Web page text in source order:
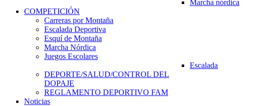
Marcha nórdica
COMPETICIÓN
Carreras por Montaña
Escalada Deportiva
Esquí de Montaña
Marcha Nórdica
Juegos Escolares
Escalada
DEPORTE/SALUD/CONTROL DEL
DOPAJE
REGLAMENTO DEPORTIVO FAM
Noticias